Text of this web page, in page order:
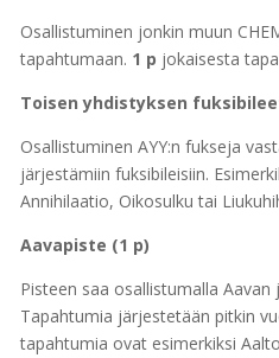
Osallistuminen jonkin muun
tapahtumaan. 1 p jokaisesta
Toisen yhdistyksen
Osallistuminen AYY:n fukseja
järjestämiin fuksibileisiin.
Annihilaatio, Oikosulku tai
Aavapiste (1 p)
Pisteen saa osallistumalla
Tapahtumia järjestetään pitkin
tapahtumia ovat esimerkiksi